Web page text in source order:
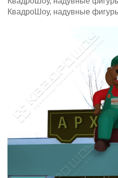
КвадроШоу, надувные